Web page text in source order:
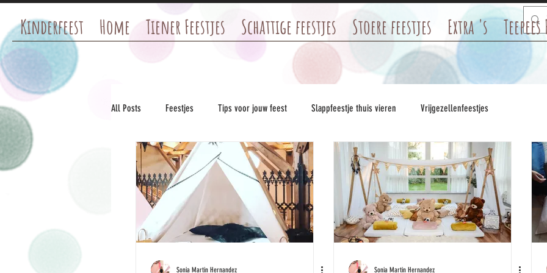
Kinderfeest Home Tiener Feestjes Schattige feestjes Stoere feestjes Extra 's
All Posts Feestjes Tips voor jouw feest Slappfeestje thuis vieren Vrijgezellenfeestjes
Sonia Martin Hernandez Sonia Martin Hernandez